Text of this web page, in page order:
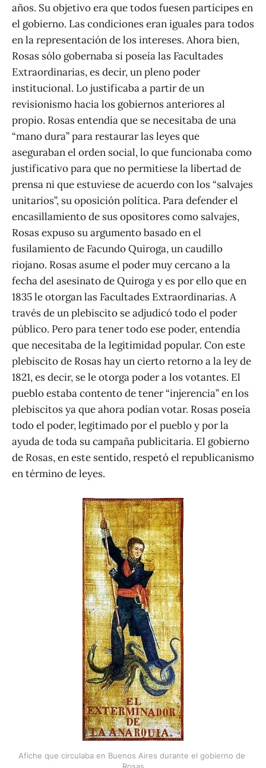
años. Su objetivo era que todos fuesen partícipes en
el gobierno. Las condiciones eran iguales para todos
en la representación de los intereses. Ahora bien,
Rosas sólo gobernaba si poseía las Facultades
Extraordinarias, es decir, un pleno poder
institucional. Lo justificaba a partir de un
revisionismo hacia los gobiernos anteriores al
propio. Rosas entendía que se necesitaba de una
“mano dura” para restaurar las leyes que
aseguraban el orden social, lo que funcionaba como
justificativo para que no permitiese la libertad de
prensa ni que estuviese de acuerdo con los “salvajes
unitarios”, su oposición política. Para defender el
encasillamiento de sus opositores como salvajes,
Rosas expuso su argumento basado en el
fusilamiento de Facundo Quiroga, un caudillo
riojano. Rosas asume el poder muy cercano a la
fecha del asesinato de Quiroga y es por ello que en
1835 le otorgan las Facultades Extraordinarias. A
través de un plebiscito se adjudicó todo el poder
público. Pero para tener todo ese poder, entendía
que necesitaba de la legitimidad popular. Con este
plebiscito de Rosas hay un cierto retorno a la ley de
1821, es decir, se le otorga poder a los votantes. El
pueblo estaba contento de tener “injerencia” en los
plebiscitos ya que ahora podían votar. Rosas poseía
todo el poder, legitimado por el pueblo y por la
ayuda de toda su campaña publicitaria. El gobierno
de Rosas, en este sentido, respetó el republicanismo
en término de leyes.
Afiche que circulaba en Buenos Aires durante el gobierno de